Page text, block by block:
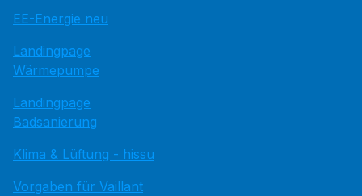
EE-Energie neu
Landingpage
Wärmepumpe
Landingpage
Badsanierung
Klima & Lüftung - hissu
Vorgaben für Vaillant